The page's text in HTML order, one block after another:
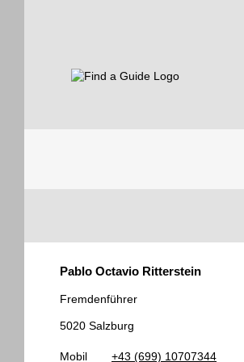
Guides
Pablo Octavio Ritterstein
Fremdenführer
5020 Salzburg
Mobil +43 (699) 10707344